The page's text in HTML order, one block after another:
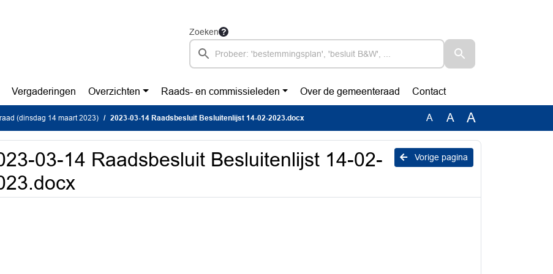
Zoeken
Vergaderingen Overzichten Raads- en commissieleden Over de gemeenteraad Contact
(dinsdag 14 maart 2023) 2023-03-14 Raadsbesluit Besluitenlijst 14-02-2023.docx A A A
Vorige pagina
03-14 Raadsbesluit Besluitenlijst 14-02-